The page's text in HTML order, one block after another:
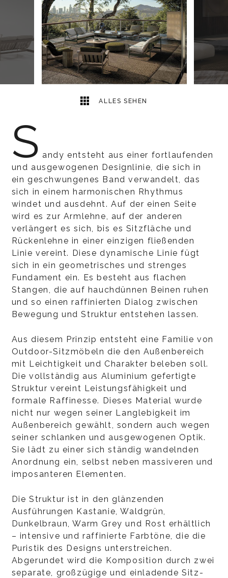
ALLES SEHEN
S andy entsteht aus einer fortlaufenden
und ausgewogenen Designlinie, die sich in
ein geschwungenes Band verwandelt, das
sich in einem harmonischen Rhythmus
windet und ausdehnt. Auf der einen Seite
wird es zur Armlehne, auf der anderen
verlängert es sich, bis es Sitzfläche und
Rückenlehne in einer einzigen fließenden
Linie vereint. Diese dynamische Linie fügt
sich in ein geometrisches und strenges
Fundament ein. Es besteht aus flachen
Stangen, die auf hauchdünnen Beinen ruhen
und so einen raffinierten Dialog zwischen
Bewegung und Struktur entstehen lassen.
Aus diesem Prinzip entsteht eine Familie von
Outdoor-Sitzmöbeln die den Außenbereich
mit Leichtigkeit und Charakter beleben soll.
Die vollständig aus Aluminium gefertigte
Struktur vereint Leistungsfähigkeit und
formale Raffinesse. Dieses Material wurde
nicht nur wegen seiner Langlebigkeit im
Außenbereich gewählt, sondern auch wegen
seiner schlanken und ausgewogenen Optik.
Sie lädt zu einer sich ständig wandelnden
Anordnung ein, selbst neben massiveren und
imposanteren Elementen.
Die Struktur ist in den glänzenden
Ausführungen Kastanie, Waldgrün,
Dunkelbraun, Warm Grey und Rost erhältlich
– intensive und raffinierte Farbtöne, die die
Puristik des Designs unterstreichen.
Abgerundet wird die Komposition durch zwei
separate, großzügige und einladende Sitz-